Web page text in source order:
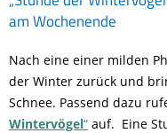
am Wochenende
Nach eine einer milden
der Winter zurück und
Schnee. Passend dazu
Wintervögel“ auf. Eine